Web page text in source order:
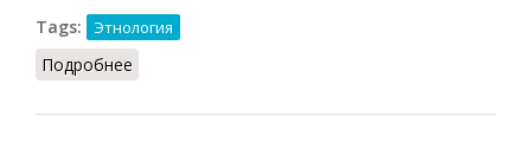
Tags:
Этнология
Подробнее